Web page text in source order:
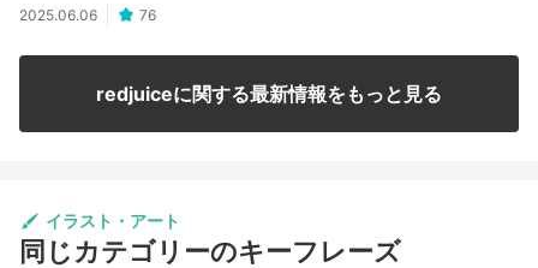
2025.06.06 76
redjuiceに関する最新情報をもっと見る
イラスト・アート
同じカテゴリーのキーフレーズ